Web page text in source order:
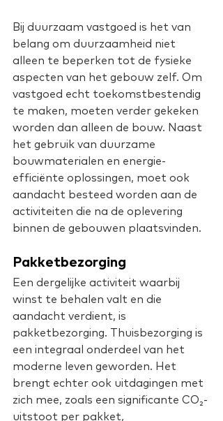
Bij duurzaam vastgoed is het van
belang om duurzaamheid niet
alleen te beperken tot de fysieke
aspecten van het gebouw zelf. Om
vastgoed echt toekomstbestendig
te maken, moeten verder gekeken
worden dan alleen de bouw. Naast
het gebruik van duurzame
bouwmaterialen en energie-
efficiënte oplossingen, moet ook
aandacht besteed worden aan de
activiteiten die na de oplevering
binnen de gebouwen plaatsvinden.
Pakketbezorging
Een dergelijke activiteit waarbij
winst te behalen valt en die
aandacht verdient, is
pakketbezorging. Thuisbezorging is
een integraal onderdeel van het
moderne leven geworden. Het
brengt echter ook uitdagingen met
zich mee, zoals een significante CO₂-
uitstoot per pakket,